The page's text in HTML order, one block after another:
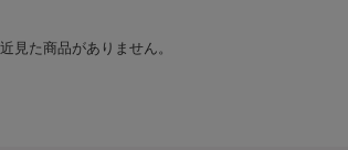
見た商品がありません。